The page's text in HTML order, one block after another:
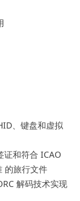
、键盘和虚拟
证和符合 ICAO
的旅行文件
解码技术实现